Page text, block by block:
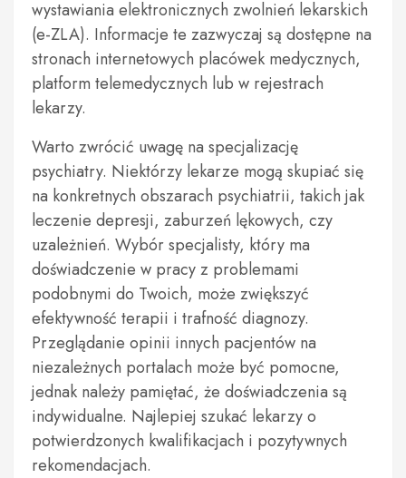
wystawiania elektronicznych zwolnień lekarskich
(e-ZLA). Informacje te zazwyczaj są dostępne na
stronach internetowych placówek medycznych,
platform telemedycznych lub w rejestrach
lekarzy.
Warto zwrócić uwagę na specjalizację
psychiatry. Niektórzy lekarze mogą skupiać się
na konkretnych obszarach psychiatrii, takich jak
leczenie depresji, zaburzeń lękowych, czy
uzależnień. Wybór specjalisty, który ma
doświadczenie w pracy z problemami
podobnymi do Twoich, może zwiększyć
efektywność terapii i trafność diagnozy.
Przeglądanie opinii innych pacjentów na
niezależnych portalach może być pomocne,
jednak należy pamiętać, że doświadczenia są
indywidualne. Najlepiej szukać lekarzy o
potwierdzonych kwalifikacjach i pozytywnych
rekomendacjach.